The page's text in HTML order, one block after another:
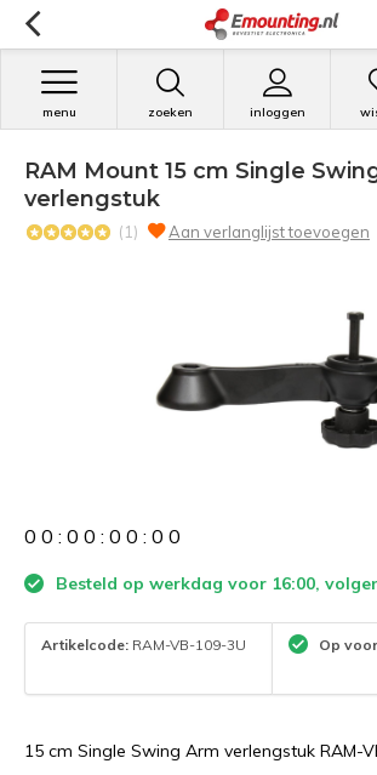
zoeken inloggen
menu
RAM Mount 15 cm Single
verlengstuk
(1) Aan verlanglijst toevoegen
0 0 : 0 0 : 0 0 : 0 0
Besteld op werkdag voor 16:00,
Artikelcode: RAM-VB-109-3U Op
15 cm Single Swing Arm verlengstuk RAM-